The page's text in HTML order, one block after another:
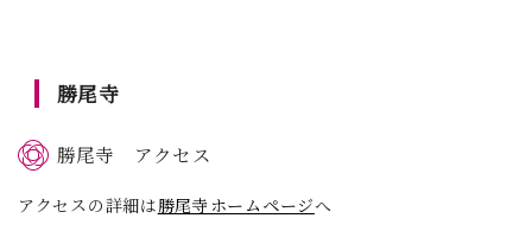
勝尾寺
勝尾寺 アクセス
アクセスの詳細は勝尾寺ホームページへ